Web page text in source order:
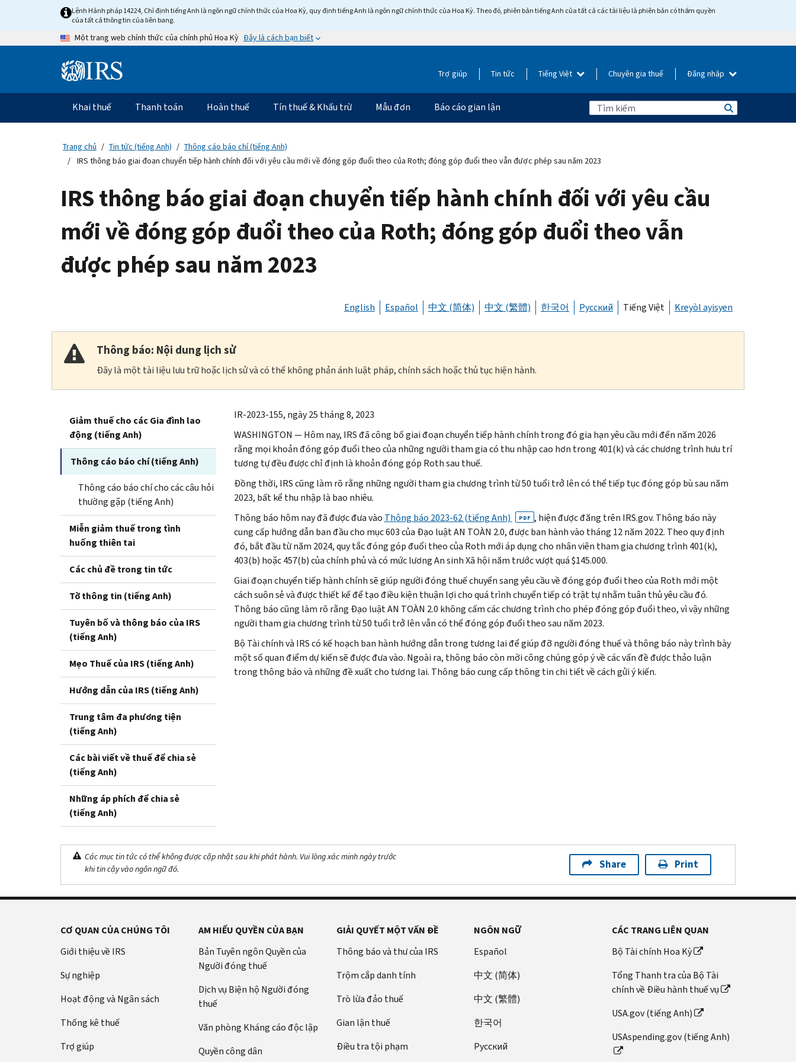
content
Lệnh Hành pháp 14224, Chỉ định tiếng Anh là ngôn ngữ chính thức của Hoa Kỳ, quy định tiếng Anh là ngôn ngữ chính thức của Hoa Kỳ. Theo đó, phiên bản tiếng Anh của tất cả các tài liệu là phiên bản có thẩm quyền
của tất cả thông tin của liên bang.
Một trang web chính thức của chính phủ Hoa Kỳ Đây là cách bạn biết
Information Trợ giúp Tin tức Tiếng Việt Chuyên gia thuế Đăng nhập
Điều
hướng
chính
Khai thuế Thanh toán Hoàn thuế Tín thuế & Khấu trừ Mẫu đơn Báo cáo gian lận
Trang chủ Tin tức (tiếng Anh)
Thông cáo báo chí (tiếng Anh)
IRS thông báo giai đoạn chuyển tiếp hành chính đối với yêu cầu mới về đóng góp đuổi theo của Roth; đóng góp đuổi theo vẫn được phép sau năm 2023
IRS thông báo giai đoạn chuyển tiếp hành chính đối với yêu cầu
mới về đóng góp đuổi theo của Roth; đóng góp đuổi theo vẫn
được phép sau năm 2023
English Español 中文 (简体) 中文 (繁體) 한국어 Русский Tiếng Việt Kreyòl ayisyen
Thông báo: Nội dung lịch sử
Đây là một tài liệu lưu trữ hoặc lịch sử và có thể không phản ánh luật pháp, chính sách hoặc thủ tục hiện hành.
Giảm thuế cho các Gia đình lao
động (tiếng Anh)
Thông cáo báo chí (tiếng Anh)
Thông cáo báo chí cho các câu hỏi
thường gặp (tiếng Anh)
Miễn giảm thuế trong tình
huống thiên tai
Các chủ đề trong tin tức
Tờ thông tin (tiếng Anh)
Tuyên bố và thông báo của IRS
(tiếng Anh)
Mẹo Thuế của IRS (tiếng Anh)
Hướng dẫn của IRS (tiếng Anh)
Trung tâm đa phương tiện
(tiếng Anh)
Các bài viết về thuế để chia sẻ
(tiếng Anh)
Những áp phích để chia sẻ
(tiếng Anh)
IR-2023-155, ngày 25 tháng 8, 2023
WASHINGTON — Hôm nay, IRS đã công bố giai đoạn chuyển tiếp hành chính trong đó gia hạn yêu cầu mới đến năm 2026
rằng mọi khoản đóng góp đuổi theo của những người tham gia có thu nhập cao hơn trong 401(k) và các chương trình hưu trí
tương tự đều được chỉ định là khoản đóng góp Roth sau thuế.
Đồng thời, IRS cũng làm rõ rằng những người tham gia chương trình từ 50 tuổi trở lên có thể tiếp tục đóng góp bù sau năm
2023, bất kể thu nhập là bao nhiêu.
Thông báo hôm nay đã được đưa vào Thông báo 2023-62 (tiếng Anh) PDF , hiện được đăng trên IRS.gov. Thông báo này
cung cấp hướng dẫn ban đầu cho mục 603 của Đạo luật AN TOÀN 2.0, được ban hành vào tháng 12 năm 2022. Theo quy định
đó, bắt đầu từ năm 2024, quy tắc đóng góp đuổi theo của Roth mới áp dụng cho nhân viên tham gia chương trình 401(k),
403(b) hoặc 457(b) của chính phủ và có mức lương An sinh Xã hội năm trước vượt quá $145.000.
Giai đoạn chuyển tiếp hành chính sẽ giúp người đóng thuế chuyển sang yêu cầu về đóng góp đuổi theo của Roth mới một
cách suôn sẻ và được thiết kế để tạo điều kiện thuận lợi cho quá trình chuyển tiếp có trật tự nhằm tuân thủ yêu cầu đó.
Thông báo cũng làm rõ rằng Đạo luật AN TOÀN 2.0 không cấm các chương trình cho phép đóng góp đuổi theo, vì vậy những
người tham gia chương trình từ 50 tuổi trở lên vẫn có thể đóng góp đuổi theo sau năm 2023.
Bộ Tài chính và IRS có kế hoạch ban hành hướng dẫn trong tương lai để giúp đỡ người đóng thuế và thông báo này trình bày
một số quan điểm dự kiến sẽ được đưa vào. Ngoài ra, thông báo còn mời công chúng góp ý về các vấn đề được thảo luận
trong thông báo và những đề xuất cho tương lai. Thông báo cung cấp thông tin chi tiết về cách gửi ý kiến.
Các mục tin tức có thể không được cập nhật sau khi phát hành. Vui lòng xác minh ngày trước
khi tin cậy vào ngôn ngữ đó.
Share Print
CƠ QUAN CỦA CHÚNG TÔI
Giới thiệu về IRS
Sự nghiệp
Hoạt động và Ngân sách
Thống kê thuế
Trợ giúp
AM HIỂU QUYỀN CỦA BẠN
Bản Tuyên ngôn Quyền của
Người đóng thuế
Dịch vụ Biện hộ Người đóng
thuế
Văn phòng Kháng cáo độc lập
Quyền công dân
GIẢI QUYẾT MỘT VẤN ĐỀ
Thông báo và thư của IRS
Trộm cắp danh tính
Trò lừa đảo thuế
Gian lận thuế
Điều tra tội phạm
NGÔN NGỮ
Español
中文 (简体)
中文 (繁體)
한국어
Pусский
CÁC TRANG LIÊN QUAN
Bộ Tài chính Hoa Kỳ
Tổng Thanh tra của Bộ Tài
chính về Điều hành thuế vụ
USA.gov (tiếng Anh)
USAspending.gov (tiếng Anh)